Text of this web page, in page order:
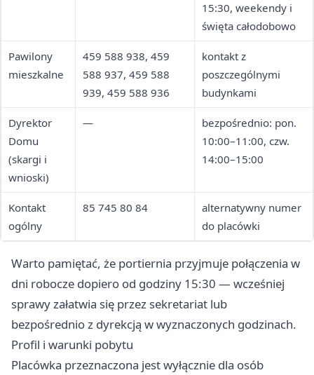
15:30, weekendy i
święta całodobowo
Pawilony
mieszkalne
459 588 938, 459
588 937, 459 588
939, 459 588 936
kontakt z
poszczególnymi
budynkami
Dyrektor
Domu
(skargi i
wnioski)
—
bezpośrednio: pon.
10:00–11:00, czw.
14:00–15:00
Kontakt
ogólny
85 745 80 84
alternatywny numer
do placówki
Warto pamiętać, że portiernia przyjmuje połączenia w
dni robocze dopiero od godziny 15:30 — wcześniej
sprawy załatwia się przez sekretariat lub
bezpośrednio z dyrekcją w wyznaczonych godzinach.
Profil i warunki pobytu
Placówka przeznaczona jest wyłącznie dla osób